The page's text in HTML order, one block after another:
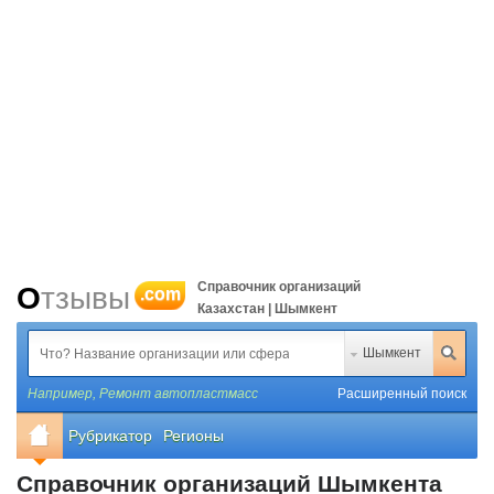
Отзывы .com
Справочник организаций
Казахстан | Шымкент
Шымкент
Например, Ремонт автопластмасс Расширенный поиск
Рубрикатор Регионы
Справочник организаций Шымкента